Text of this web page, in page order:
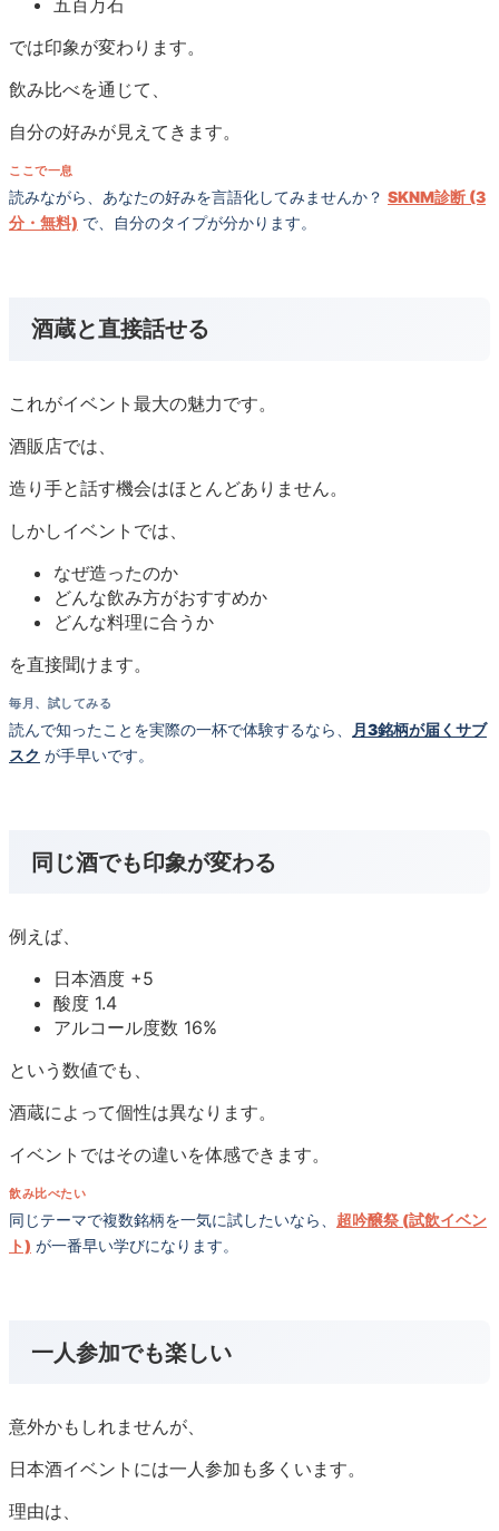
では印象が変わります。
飲み比べを通じて、
自分の好みが見えてきます。
ここで一息
読みながら、あなたの好みを言語化してみませんか？ SKNM診断 (3
分・無料) で、自分のタイプが分かります。
酒蔵と直接話せる
これがイベント最大の魅力です。
酒販店では、
造り手と話す機会はほとんどありません。
しかしイベントでは、
なぜ造ったのか
どんな飲み方がおすすめか
どんな料理に合うか
を直接聞けます。
毎月、試してみる
読んで知ったことを実際の一杯で体験するなら、
月3銘柄が届くサブ
スク が手早いです。
同じ酒でも印象が変わる
例えば、
日本酒度 +5
酸度 1.4
アルコール度数 16%
という数値でも、
酒蔵によって個性は異なります。
イベントではその違いを体感できます。
飲み比べたい
同じテーマで複数銘柄を一気に試したいなら、 超吟醸祭 (試飲イベン
ト) が一番早い学びになります。
一人参加でも楽しい
意外かもしれませんが、
日本酒イベントには一人参加も多くいます。
理由は、